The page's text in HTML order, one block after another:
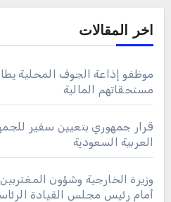
اخر المقالات
موظفو إذاعة الجوف المحلية
مستحقاتهم المالية
قرار جمهوري بتعيين سفير
العربية السعودية
وزيرة الخارجية وشؤون
أمام رئيس مجلس القيادة